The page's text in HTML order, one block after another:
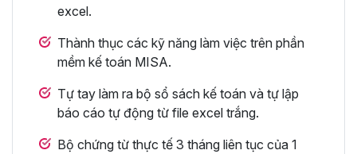
excel.
Thành thục các kỹ năng làm việc trên phần
mềm kế toán MISA.
Tự tay làm ra bộ sổ sách kế toán và tự lập
báo cáo tự động từ file excel trắng.
Bộ chứng từ thực tế 3 tháng liên tục của 1